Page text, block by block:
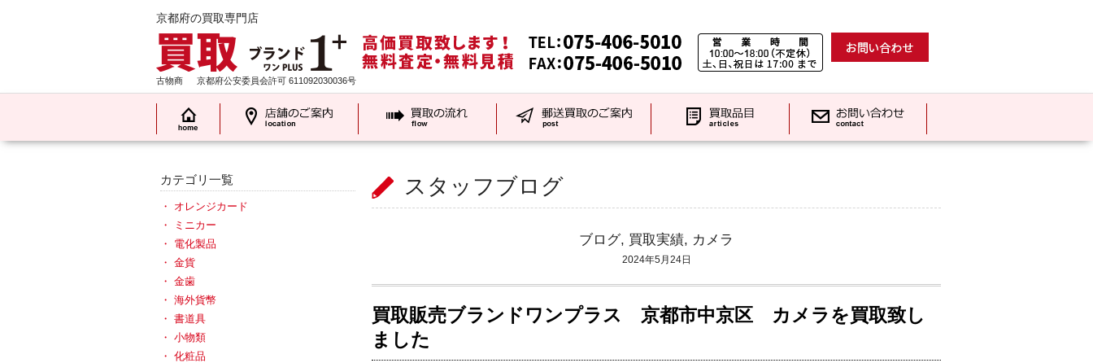
京都府の買取専門店
古物商 京都府公安委員会許可 611092030036号
スタッフブログ
ブログ, 買取実績, カメラ
2024年5月24日
買取販売ブランドワンプラス 京都市中京区 カメラを買取致し
ました
カテゴリ一覧
オレンジカード
ミニカー
電化製品
金貨
金歯
海外貨幣
書道具
小物類
化粧品